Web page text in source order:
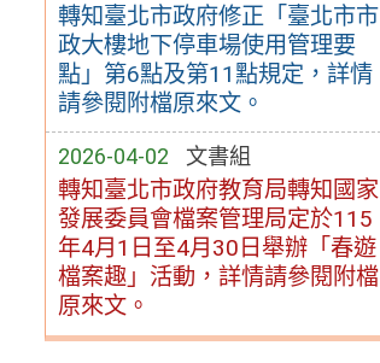
轉知臺北市政府修正「臺北市市
政大樓地下停車場使用管理要
點」第6點及第11點規定，詳情
請參閱附檔原來文。
2026-04-02 文書組
轉知臺北市政府教育局轉知國家
發展委員會檔案管理局定於115
年4月1日至4月30日舉辦「春遊
檔案趣」活動，詳情請參閱附檔
原來文。